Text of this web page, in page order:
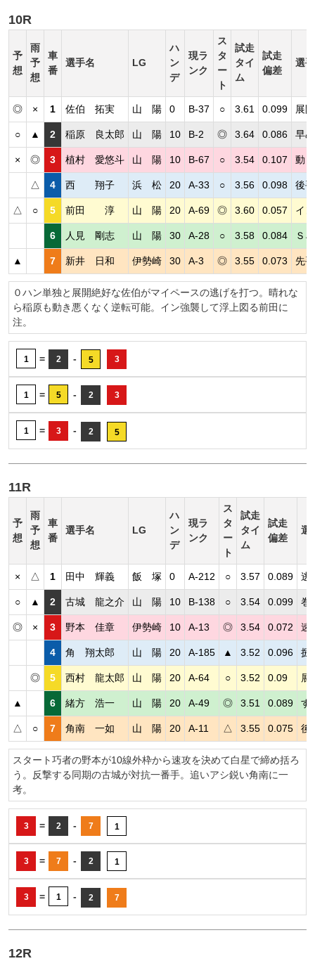
10R
予
想
雨
予
想
車
番
選手名 LG
ハ
ン
デ
現ラ
ンク
ス
タ
ー
ト
試走
タイ
ム
試走
偏差
選
◎ × 1 佐伯 拓実 山 陽 0 B-37 ○ 3.61 0.099 展
○ ▲ 2 稲原 良太郎 山 陽 10 B-2 ◎ 3.64 0.086 早
× ◎ 3 植村 愛悠斗 山 陽 10 B-67 ○ 3.54 0.107 動
△ 4 西 翔子 浜 松 20 A-33 ○ 3.56 0.098 後
△ ○ 5 前田 淳 山 陽 20 A-69 ◎ 3.60 0.057 イ
6 人見 剛志 山 陽 30 A-28 ○ 3.58 0.084 Ｓ
▲ 7 新井 日和 伊勢崎 30 A-3 ◎ 3.55 0.073 先
０ハン単独と展開絶好な佐伯がマイペースの逃げを打つ。晴れな
ら稲原も動き悪くなく逆転可能。イン強襲して浮上図る前田に
注。
1 = 2 - 5 3
1 = 5 - 2 3
1 = 3 - 2 5
11R
予
想
雨
予
想
車
番
選手名 LG
ハ
ン
デ
現ラ
ンク
ス
タ
ー
ト
試走
タイ
ム
試走
偏差
選
× △ 1 田中 輝義 飯 塚 0 A-212 ○ 3.57 0.089 逃
○ ▲ 2 古城 龍之介 山 陽 10 B-138 ○ 3.54 0.099 巻
◎ × 3 野本 佳章 伊勢崎 10 A-13 ◎ 3.54 0.072 速
4 角 翔太郎 山 陽 20 A-185 ▲ 3.52 0.096 捌
◎ 5 西村 龍太郎 山 陽 20 A-64 ○ 3.52 0.09 展
▲ 6 緒方 浩一 山 陽 20 A-49 ◎ 3.51 0.089 す
△ ○ 7 角南 一如 山 陽 20 A-11 △ 3.55 0.075 後
スタート巧者の野本が10線外枠から速攻を決めて白星で締め括ろ
う。反撃する同期の古城が対抗一番手。追いアシ鋭い角南に一
考。
3 = 2 - 7 1
3 = 7 - 2 1
3 = 1 - 2 7
12R